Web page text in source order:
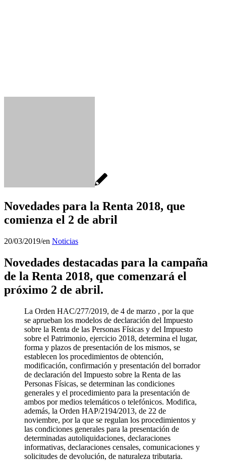
Novedades para la Renta 2018, que
comienza el 2 de abril
20/03/2019/en Noticias
Novedades destacadas para la campaña
de la Renta 2018, que comenzará el
próximo 2 de abril.
La Orden HAC/277/2019, de 4 de marzo , por la que
se aprueban los modelos de declaración del Impuesto
sobre la Renta de las Personas Físicas y del Impuesto
sobre el Patrimonio, ejercicio 2018, determina el lugar,
forma y plazos de presentación de los mismos, se
establecen los procedimientos de obtención,
modificación, confirmación y presentación del borrador
de declaración del Impuesto sobre la Renta de las
Personas Físicas, se determinan las condiciones
generales y el procedimiento para la presentación de
ambos por medios telemáticos o telefónicos. Modifica,
además, la Orden HAP/2194/2013, de 22 de
noviembre, por la que se regulan los procedimientos y
las condiciones generales para la presentación de
determinadas autoliquidaciones, declaraciones
informativas, declaraciones censales, comunicaciones y
solicitudes de devolución, de naturaleza tributaria.